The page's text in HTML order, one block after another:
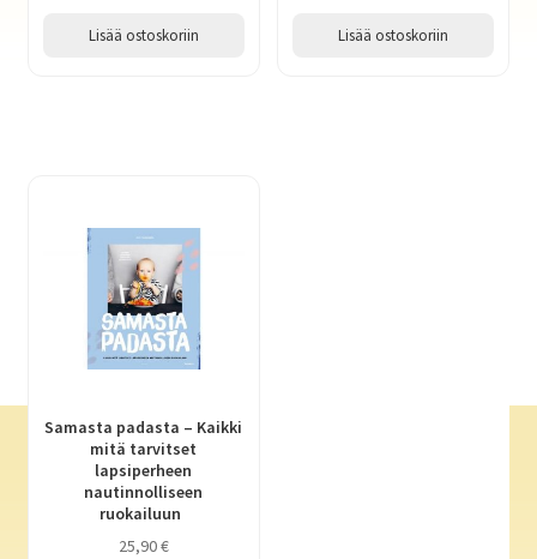
Lisää ostoskoriin Lisää ostoskoriin
Samasta padasta – Kaikki
mitä tarvitset
lapsiperheen
nautinnolliseen
ruokailuun
25,90€